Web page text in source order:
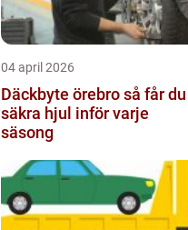
04 april 2026
Däckbyte örebro så får du
säkra hjul inför varje
säsong